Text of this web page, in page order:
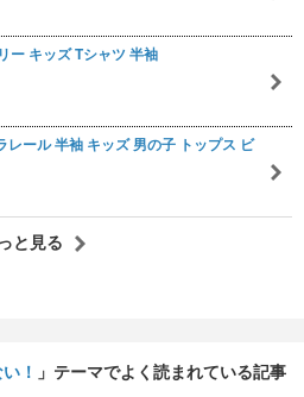
ー キッズ Tシャツ 半袖
レール 半袖 キッズ 男の子 トップス ビ
と見る
！ 」テーマでよく読まれている記事